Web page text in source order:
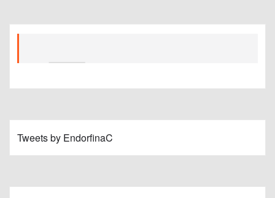
Tweets by EndorfinaC